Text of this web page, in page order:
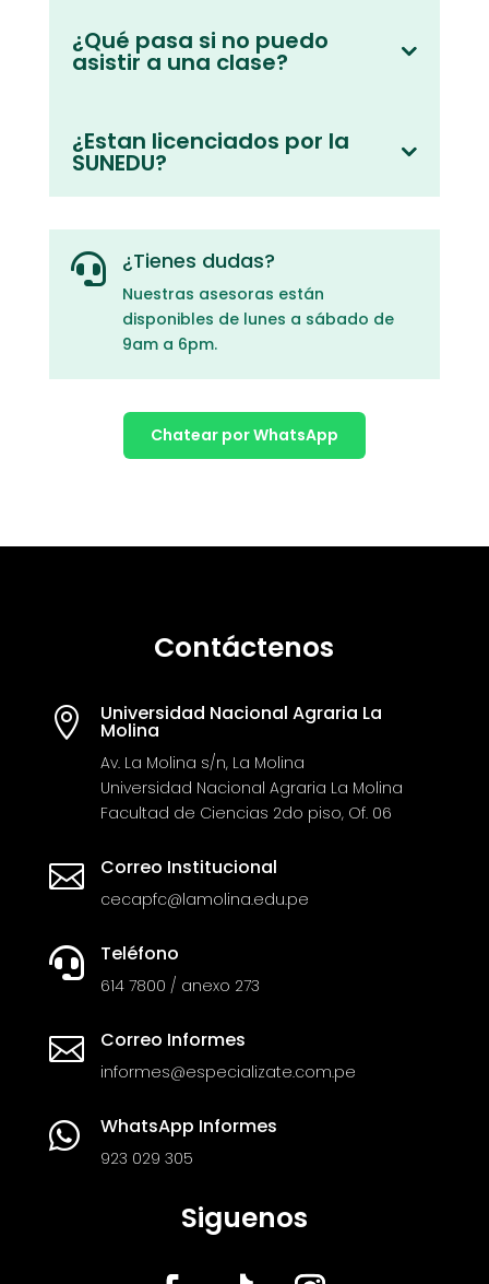
¿Qué pasa si no puedo
asistir a una clase?
¿Estan licenciados por la
SUNEDU?
 ¿Tienes dudas?
Nuestras asesoras están
disponibles de lunes a sábado de
9am a 6pm.
Chatear por WhatsApp
Contáctenos
 Universidad Nacional Agraria La
Molina
Av. La Molina s/n, La Molina
Universidad Nacional Agraria La Molina
Facultad de Ciencias 2do piso, Of. 06
 Correo Institucional
cecapfc@lamolina.edu.pe
 Teléfono
614 7800 / anexo 273
 Correo Informes
informes@especializate.com.pe
 WhatsApp Informes
923 029 305
Siguenos